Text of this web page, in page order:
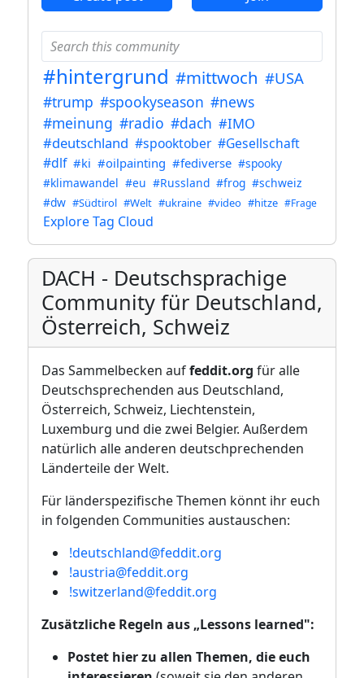
#hintergrund #mittwoch #USA
#trump #spookyseason #news
#meinung #radio #dach #IMO
#deutschland #spooktober #Gesellschaft
#dlf #ki #oilpainting #fediverse #spooky
#klimawandel #eu #Russland #frog #schweiz
#dw #Südtirol #Welt #ukraine #video #hitze #Frage
Explore Tag Cloud
DACH - Deutschsprachige
Community für Deutschland,
Österreich, Schweiz
Das Sammelbecken auffeddit.org für alle
Deutschsprechenden aus Deutschland,
Österreich, Schweiz, Liechtenstein,
Luxemburg und die zwei Belgier. Außerdem
natürlich alle anderen deutschprechenden
Länderteile der Welt.
Für länderspezifische Themen könnt ihr euch
in folgenden Communities austauschen:
!deutschland@feddit.org
!austria@feddit.org
!switzerland@feddit.org
Zusätzliche Regeln aus „Lessons learned":
Postet hier zu allen Themen, die euch